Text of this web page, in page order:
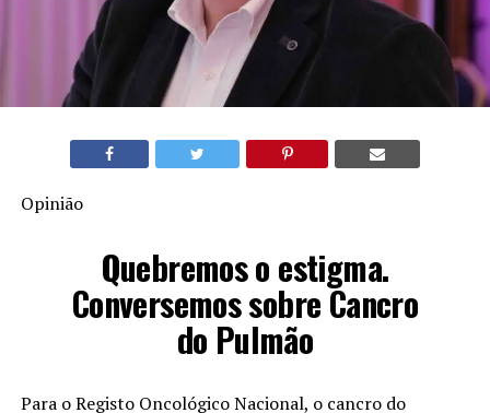
Opinião
Quebremos o estigma.
Conversemos sobre Cancro
do Pulmão
Para o Registo Oncológico Nacional, o cancro do